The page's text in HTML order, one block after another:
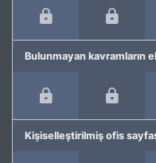
Bulunmayan kavramların
Kişiselleştirilmiş ofis